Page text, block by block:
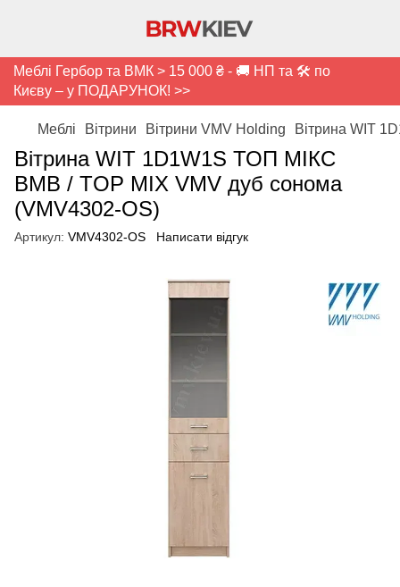
Меблі Гербор та ВМК > 15 000 ₴ - 🚚 НП та 🛠️ по
Києву – у ПОДАРУНОК! >>
Меблі Вітрини Вітрини VMV Holding Вітрина WIT
Вітрина WIT 1D1W1S ТОП МІКС
ВМВ / TOP MIX VMV дуб сонома
(VMV4302-OS)
Артикул: VMV4302-OS Написати відгук